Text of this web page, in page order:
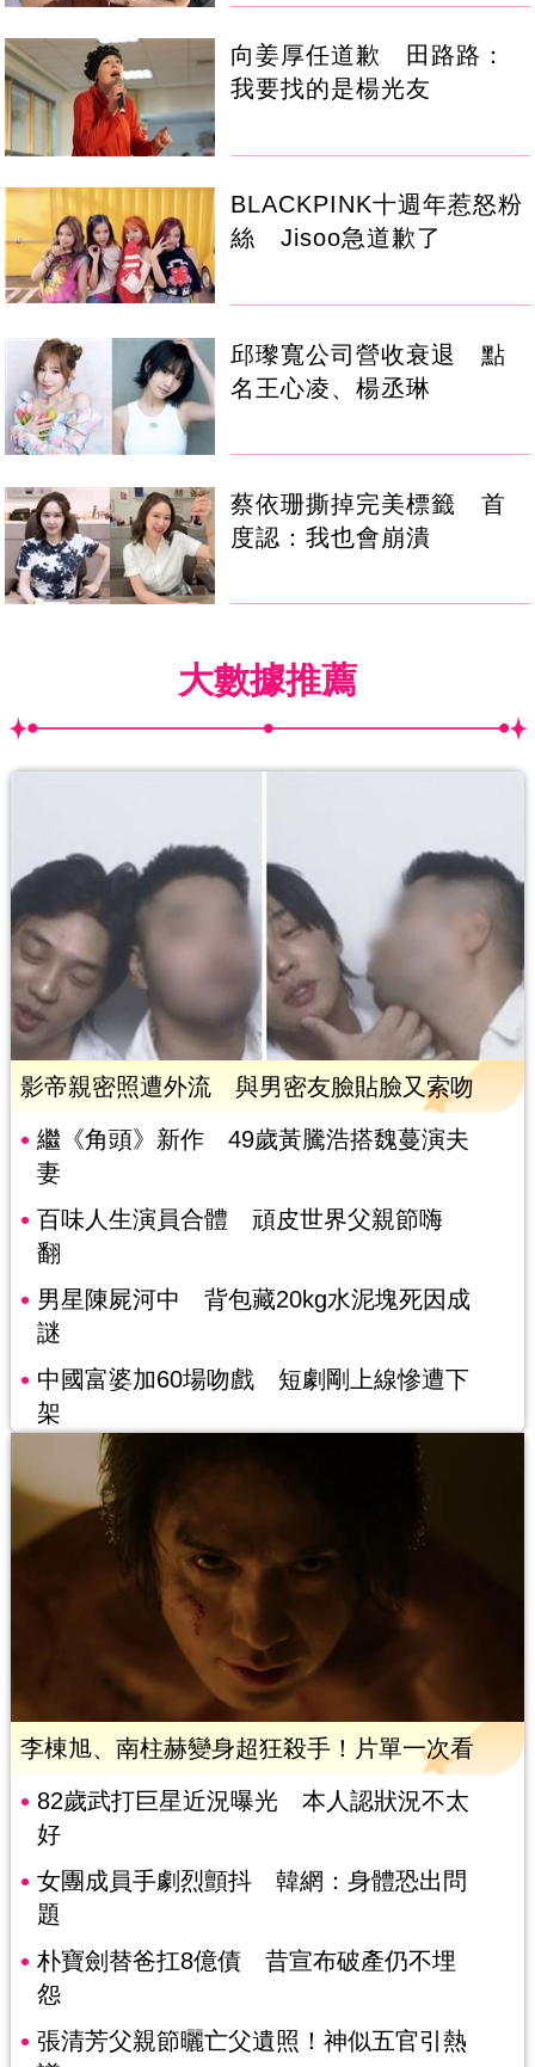
向姜厚任道歉 田路路：
我要找的是楊光友
BLACKPINK十週年惹怒粉
絲 Jisoo急道歉了
邱瓈寬公司營收衰退 點
名王心凌、楊丞琳
蔡依珊撕掉完美標籤 首
度認：我也會崩潰
大數據推薦
影帝親密照遭外流 與男密友臉貼臉又索吻
繼《角頭》新作 49歲黃騰浩搭魏蔓演夫
妻
百味人生演員合體 頑皮世界父親節嗨
翻
男星陳屍河中 背包藏20kg水泥塊死因成
謎
中國富婆加60場吻戲 短劇剛上線慘遭下
架
李棟旭、南柱赫變身超狂殺手！片單一次看
82歲武打巨星近況曝光 本人認狀況不太
好
女團成員手劇烈顫抖 韓網：身體恐出問
題
朴寶劍替爸扛8億債 昔宣布破產仍不埋
怨
張清芳父親節曬亡父遺照！神似五官引熱